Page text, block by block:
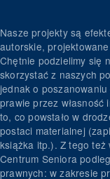
Nasze projekty są
autorskie,
Chętnie podzielimy się
skorzystać z naszych
jednak o
prawie przez
to, co powstało w
postaci materialnej
książka itp.). Z tego też
Centrum Seniora
prawnych: w zakresie